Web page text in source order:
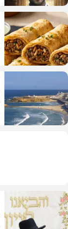
הלכה
מתכונים